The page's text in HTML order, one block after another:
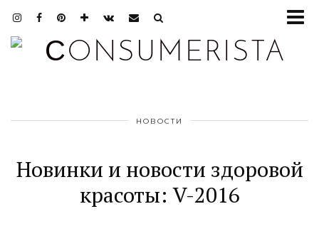
НОВОСТИ
Новинки и новости здоровой
красоты: V-2016